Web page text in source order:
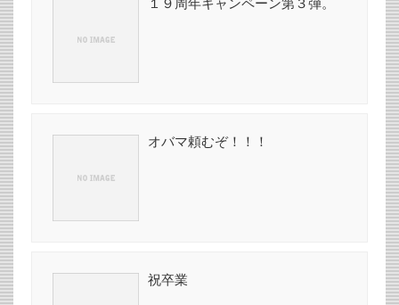
オバマ頼むぞ！！！
祝卒業